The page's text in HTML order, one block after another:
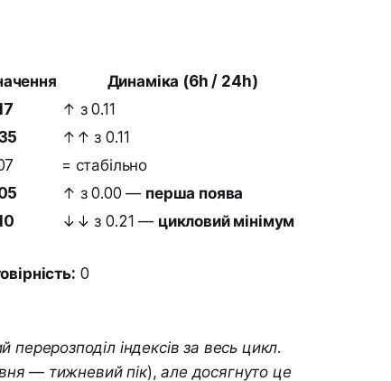
Динаміка (6h / 24h)
↑ з 0.11
↑↑ з 0.11
= стабільно
↑ з 0.00 — перша поява
↓↓ з 0.21 — цикловий мінімум
0
індексів за весь цикл.
— тижневий пік), але досягнуто це